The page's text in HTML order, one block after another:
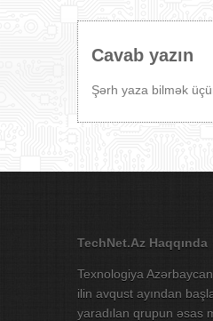
Cavab yazın
Şərh yaza bilmək
TechNet.Az Haqqında
Texnologiya
ilin avqust ayından
yaradılan qrupun əsas